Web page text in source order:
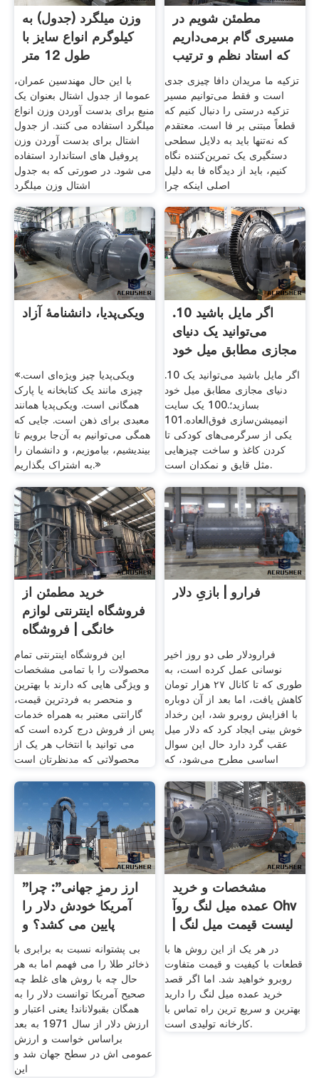
وزن میلگرد (جدول) به
کیلوگرم انواع سایز با
طول 12 متر
با این حال مهندسین عمران،
عموما از جدول اشتال بعنوان یک
منبع برای بدست آوردن وزن انواع
میلگرد استفاده می کنند. از جدول
اشتال برای بدست آوردن وزن
پروفیل های استاندارد استفاده
می شود. در صورتی که به جدول
اشتال وزن میلگرد
مطمئن شویم در
مسیری گام برمی‌داریم
که استاد نظم و ترتیب
تزکیه ما مریدان دافا چیزی جدی
است و فقط می‌توانیم مسیر
تزکیه درستی را دنبال کنیم که
قطعاً مبتنی بر فا است. معتقدم
که نه‌تنها باید به دلایل سطحی
دستگیری یک تمرین‌کننده نگاه
کنیم، باید از دیدگاه فا به دلیل
اصلی اینکه چرا
ویکی‌پدیا، دانشنامهٔ آزاد
«ویکی‌پدیا چیز ویژه‌ای است.
چیزی مانند یک کتابخانه یا پارک
همگانی است. ویکی‌پدیا همانند
معبدی برای ذهن است. جایی که
همگی می‌توانیم به آن‌جا برویم تا
بیندیشیم، بیاموزیم، و دانشمان را
به اشتراک بگذاریم.»
.10 اگر مایل باشید
می‌توانید یک دنیای
مجازی مطابق میل خود
.10 اگر مایل باشید می‌توانید یک
دنیای مجازی مطابق میل خود
بسازید؛.100 یک سایت
انیمیشن‌سازی فوق‌العاده.101
یکی از سرگرمی‌های کودکی تا
کردن کاغذ و ساخت چیزهایی
مثل قایق و نمکدان است.
خرید مطمئن از
فروشگاه اینترنتی لوازم
خانگی |‌ فروشگاه
این فروشگاه اینترنتی تمام
محصولات را با تمامی مشخصات
و ویژگی هایی که دارند با بهترین
و منحصر به فردترین قیمت،
گارانتی معتبر به همراه خدمات
پس از فروش درج کرده است که
می توانید با انتخاب هر یک از
محصولاتی که مدنظرتان است
فرارو | بازیِ دلار
فرارودلار طی دو روز اخیر
نوسانی عمل کرده است، به
طوری که تا کانال ۲۷ هزار تومان
کاهش یافت، اما بعد از آن دوباره
با افزایش روبرو شد، این رخداد
خوش بینی ایجاد کرد که دلار میل
عقب گرد دارد حال این سوال
اساسی مطرح می‌شود، که
"ارز رمزِ جهانی": چرا
آمریکا خودش دلار را
پایین می کشد؟ و
بی پشتوانه نسبت به برابری با
ذخائر طلا را می فهمم اما به هر
حال چه با روش های غلط چه
صحیح آمریکا توانست دلار را به
همگان بقبولاناند! یعنی اعتبار و
ارزش دلار از سال 1971 به بعد
براساس خواست و ارزش
عمومی اش در سطح جهان شد و
این
مشخصات و خرید
عمده میل لنگ روآ Ohv
| لیست قیمت میل لنگ
در هر یک از این روش ها با
قطعات با کیفیت و قیمت متفاوت
روبرو خواهید شد. اما اگر قصد
خرید عمده میل لنگ را دارید
بهترین و سریع ترین راه تماس با
کارخانه تولیدی است.